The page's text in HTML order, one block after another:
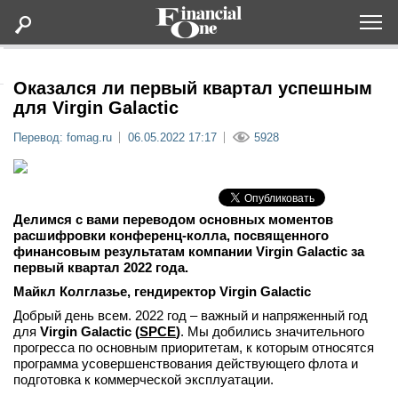
Статьи
Lifestyle
Мероприятия
Новости
Интервью
Оказался ли первый квартал успешным
для Virgin Galactic
Перевод: fomag.ru 06.05.2022 17:17 5928
Делимся с вами переводом основных моментов
расшифровки конференц-колла, посвященного
финансовым результатам компании Virgin Galactic за
первый квартал 2022 года.
Майкл Колглазье, гендиректор Virgin Galactic
Добрый день всем. 2022 год – важный и напряженный год
для Virgin Galactic (SPCE). Мы добились значительного
прогресса по основным приоритетам, к которым относятся
программа усовершенствования действующего флота и
подготовка к коммерческой эксплуатации.